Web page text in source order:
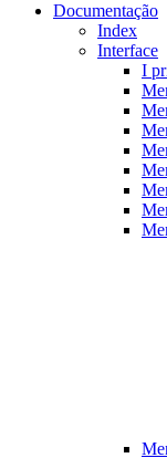
Documentação
Index
Interface
I